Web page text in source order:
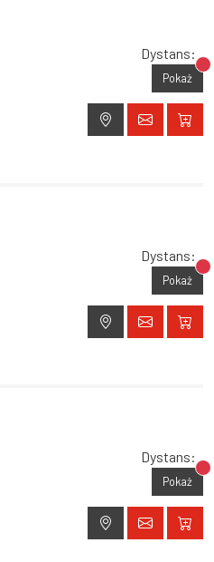
Dystans:
Pokaż
Dystans:
Pokaż
Dystans:
Pokaż